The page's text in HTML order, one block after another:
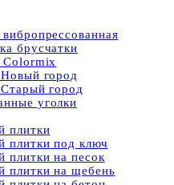
брусчатки
Colormix
город
город
уголки
плитки
плитки под ключ
плитки на песок
плитки на щебень